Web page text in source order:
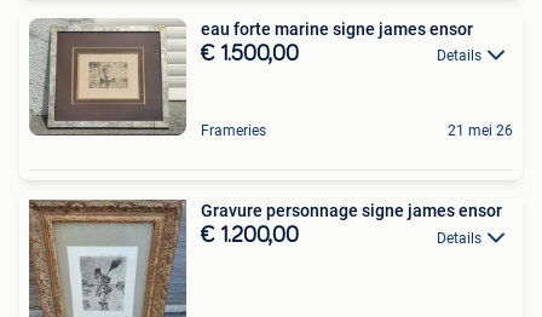
eau forte marine signe james ensor
€ 1.500,00 Details
Frameries 21 mei 26
Gravure personnage signe james ensor
€ 1.200,00 Details